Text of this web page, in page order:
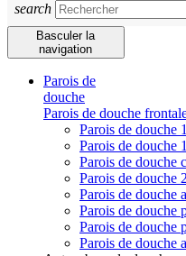
search
Basculer la
navigation
Parois de
douche
Parois de douche
Parois de douche
Parois de douche
Parois de douche
Parois de douche
Parois de douche
Parois de douche
Parois de douche
Parois de douche